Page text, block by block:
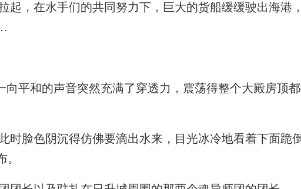
，在水手们的共同努力下，巨大的货船缓缓驶出海港
平和的声音突然充满了穿透力，震荡得整个大殿房顶
脸色阴沉得仿佛要滴出水来，目光冰冷地看着下面跪